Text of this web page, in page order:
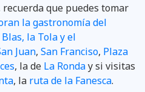
que puedes tomar
la gastronomía del
Blas, la Tola y el
Juan, San Franciso, Plaza
, la de La Ronday si visitas
, la ruta de la Fanesca.